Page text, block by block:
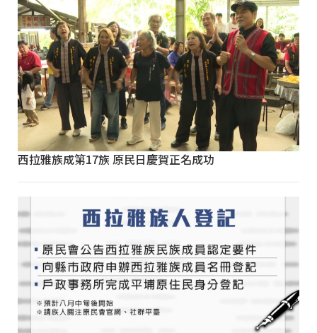
西拉雅族成第17族 原民日慶賀正名成功